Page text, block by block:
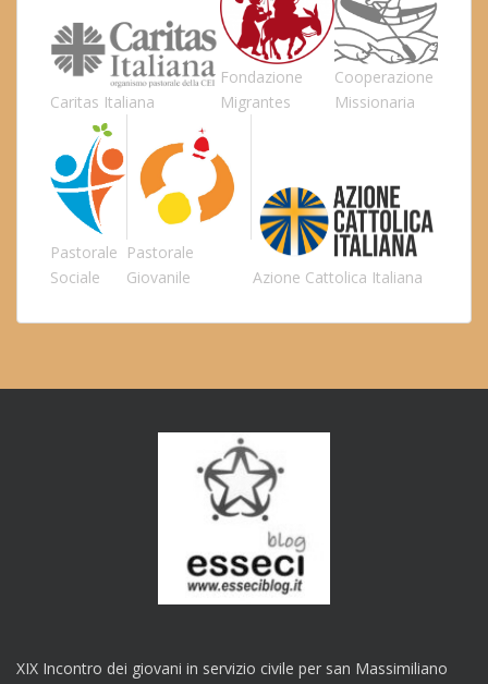
Caritas Italiana
Fondazione
Migrantes
Cooperazione
Missionaria
Pastorale
Sociale
Pastorale
Giovanile
Azione Cattolica Italiana
XIX Incontro dei giovani in servizio civile per san Massimiliano